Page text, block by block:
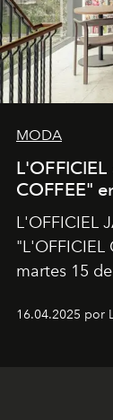
MODA
COFFEE"
L'OFFICIEL
"L'OFFICIEL
martes 15
16.04.2025 por